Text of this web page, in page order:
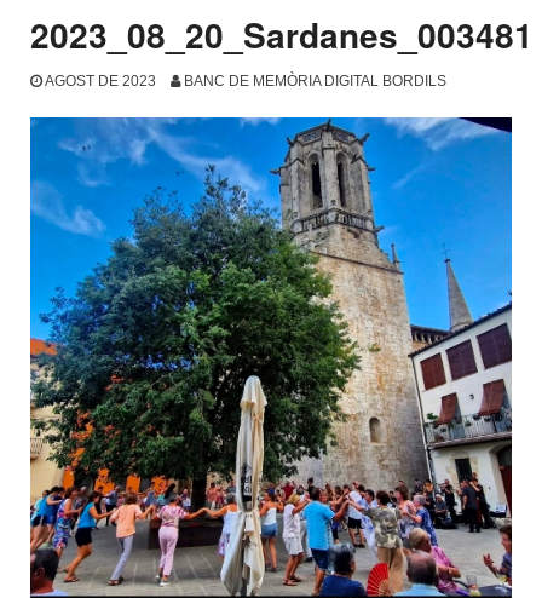
2023_08_20_Sardanes_003481
AGOST DE 2023 BANC DE MEMÒRIA DIGITAL BORDILS